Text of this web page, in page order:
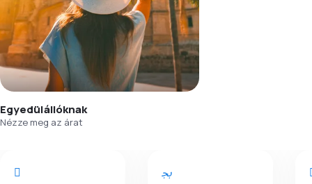
Egyedülállóknak
Nézze meg az árat